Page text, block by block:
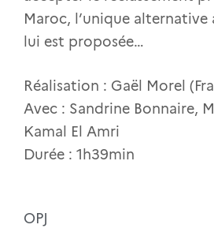
Maroc, l’unique alternative
lui est proposée…
Réalisation : Gaël Morel
Avec : Sandrine Bonnaire,
Kamal El Amri
Durée : 1h39min
OPJ